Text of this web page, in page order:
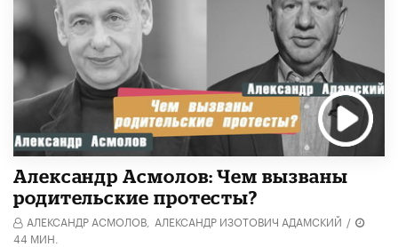
Александр Асмолов: Чем вызваны
родительские протесты?
АЛЕКСАНДР АСМОЛОВ, АЛЕКСАНДР ИЗОТОВИЧ АДАМСКИЙ /
44 МИН.